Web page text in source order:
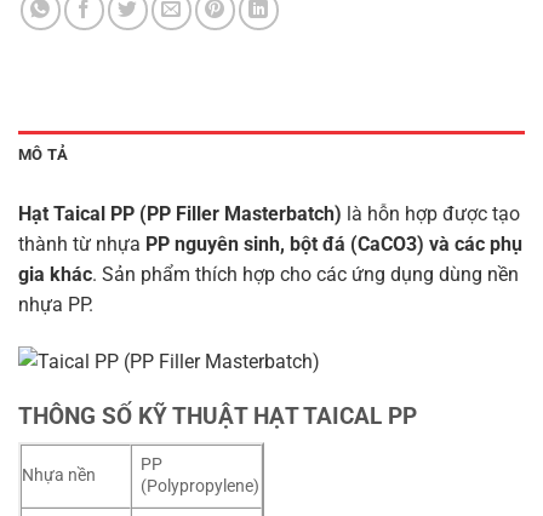
MÔ TẢ
Hạt Taical PP (PP Filler Masterbatch) là hỗn hợp được tạo
thành từ nhựa PP nguyên sinh, bột đá (CaCO3) và các phụ
gia khác. Sản phẩm thích hợp cho các ứng dụng dùng nền
nhựa PP.
THÔNG SỐ KỸ THUẬT HẠT TAICAL PP
Nhựa nền
PP
(Polypropylene)